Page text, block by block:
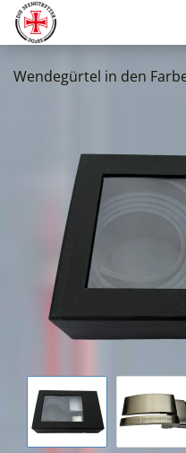
Wendegürtel in den